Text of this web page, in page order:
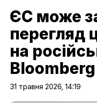
ЄС може
перегляд
на
Bloomberg
31 травня 2026, 14:19